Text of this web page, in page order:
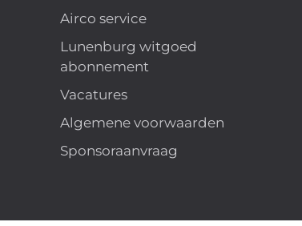
Airco service
Lunenburg witgoed
abonnement
Vacatures
Algemene voorwaarden
Sponsoraanvraag